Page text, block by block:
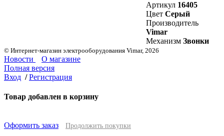
Артикул 16405
Цвет Серый
Производитель
Vimar
Механизм Звонки
© Интернет-магазин электрооборудования Vimar, 2026
Новости
О магазине
Полная версия
Вход / Регистрация
Товар добавлен в корзину
Оформить заказ Продолжить покупки